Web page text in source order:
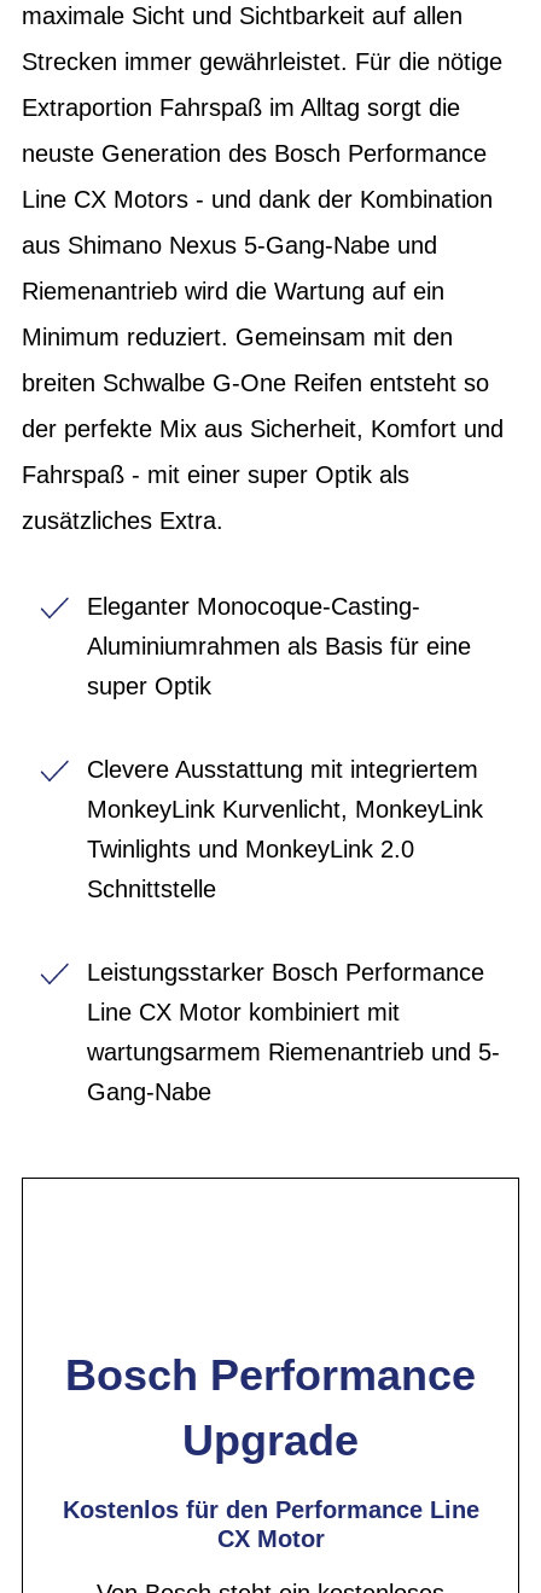
maximale Sicht und Sichtbarkeit auf allen
Strecken immer gewährleistet. Für die nötige
Extraportion Fahrspaß im Alltag sorgt die
neuste Generation des Bosch Performance
Line CX Motors - und dank der Kombination
aus Shimano Nexus 5-Gang-Nabe und
Riemenantrieb wird die Wartung auf ein
Minimum reduziert. Gemeinsam mit den
breiten Schwalbe G-One Reifen entsteht so
der perfekte Mix aus Sicherheit, Komfort und
Fahrspaß - mit einer super Optik als
zusätzliches Extra.
Eleganter Monocoque-Casting-
Aluminiumrahmen als Basis für eine
super Optik
Clevere Ausstattung mit integriertem
MonkeyLink Kurvenlicht, MonkeyLink
Twinlights und MonkeyLink 2.0
Schnittstelle
Leistungsstarker Bosch Performance
Line CX Motor kombiniert mit
wartungsarmem Riemenantrieb und 5-
Gang-Nabe
Bosch Performance
Upgrade
Kostenlos für den Performance Line
CX Motor